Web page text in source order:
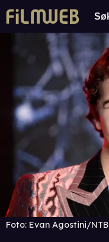
Foto: Evan Agostini/NTB